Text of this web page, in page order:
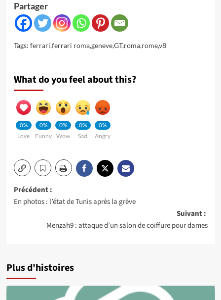
Partager
Tags: ferrari,ferrari roma,geneve,GT,roma,rome,v8
What do you feel about this?
0%
Love
0%
Funny
0%
Wow
0%
Sad
0%
Angry
Navigation
d’article
Précédent :
En photos : l’état de Tunis après la grève
Suivant :
Menzah9 : attaque d’un salon de coiffure pour dames
Plus d'histoires